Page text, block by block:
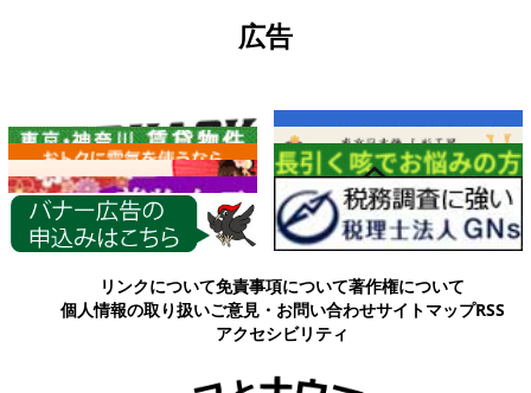
広告
各種情報
リンクについて免責事項について著作権について
個人情報の取り扱いご意見・お問い合わせサイトマップRSS
アクセシビリティ